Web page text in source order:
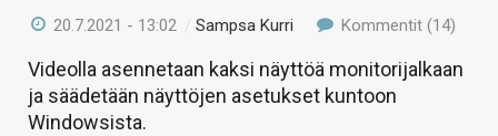
20.7.2021 - 13:02 /Sampsa Kurri Kommentit (14)
Videolla asennetaan kaksi näyttöä monitorijalkaan
ja säädetään näyttöjen asetukset kuntoon
Windowsista.